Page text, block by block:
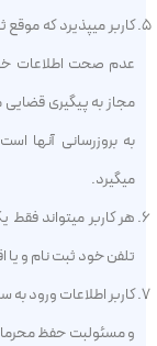
کاربر میپذیرد که
عدم صحت اطلاعات
مجاز به پیگیری
به بروزرسانی آنها
میگیرد.
هر کاربر میتواند
تلفن خود ثبت نام و یا
کاربر اطلاعات ورود به
و مسئولبت حفظ